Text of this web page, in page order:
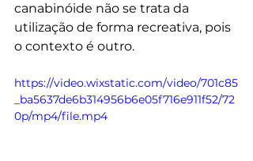
canabinóide não se trata da
utilização de forma recreativa, pois
o contexto é outro.
https://video.wixstatic.com/video/701c85
_ba5637de6b314956b6e05f716e911f52/72
0p/mp4/file.mp4